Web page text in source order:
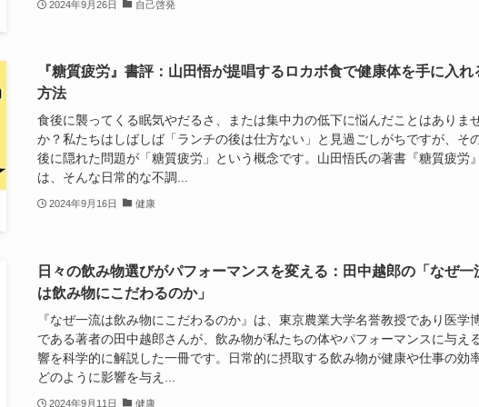
2024年9月26日 自己啓発
『糖質疲労』書評：山田悟が提唱するロカボ食で健康体を手に入れ
方法
食後に襲ってくる眠気やだるさ、または集中力の低下に悩んだことはありま
か？私たちはしばしば「ランチの後は仕方ない」と見過ごしがちですが、そ
後に隠れた問題が「糖質疲労」という概念です。山田悟氏の著書『糖質疲労』
は、そんな日常的な不調...
2024年9月16日 健康
日々の飲み物選びがパフォーマンスを変える：田中越郎の「なぜ一
は飲み物にこだわるのか」
『なぜ一流は飲み物にこだわるのか』は、東京農業大学名誉教授であり医学
である著者の田中越郎さんが、飲み物が私たちの体やパフォーマンスに与え
響を科学的に解説した一冊です。日常的に摂取する飲み物が健康や仕事の効
どのように影響を与え...
2024年9月11日 健康